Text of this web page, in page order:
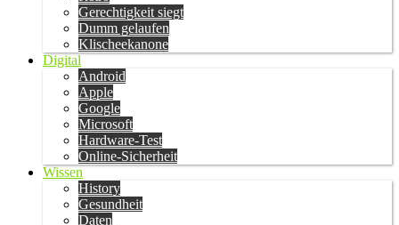
Gerechtigkeit siegt
Dumm gelaufen
Klischeekanone
Digital
Android
Apple
Google
Microsoft
Hardware-Test
Online-Sicherheit
Wissen
History
Gesundheit
Daten